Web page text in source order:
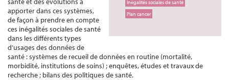
Inégalités sociales de santé
Plan cancer
apporter dans ces systèmes,
de façon à prendre en compte
ces inégalités sociales de santé
dans les différents types
d’usages des données de
santé : systèmes de recueil de données en routine (mortalité,
morbidité, institutions de soins) ; enquêtes, études et travaux de
recherche ; bilans des politiques de santé.